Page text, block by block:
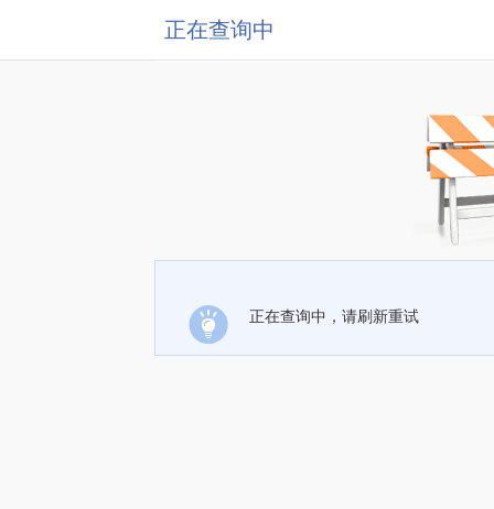
正在查询中
正在查询中，请刷新重试